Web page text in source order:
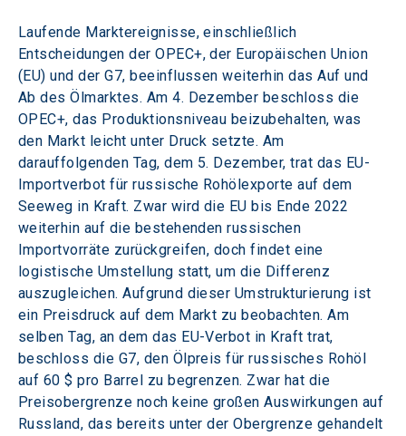
Laufende Marktereignisse, einschließlich
Entscheidungen der OPEC+, der Europäischen Union
(EU) und der G7, beeinflussen weiterhin das Auf und
Ab des Ölmarktes. Am 4. Dezember beschloss die
OPEC+, das Produktionsniveau beizubehalten, was
den Markt leicht unter Druck setzte. Am
darauffolgenden Tag, dem 5. Dezember, trat das EU-
Importverbot für russische Rohölexporte auf dem
Seeweg in Kraft. Zwar wird die EU bis Ende 2022
weiterhin auf die bestehenden russischen
Importvorräte zurückgreifen, doch findet eine
logistische Umstellung statt, um die Differenz
auszugleichen. Aufgrund dieser Umstrukturierung ist
ein Preisdruck auf dem Markt zu beobachten. Am
selben Tag, an dem das EU-Verbot in Kraft trat,
beschloss die G7, den Ölpreis für russisches Rohöl
auf 60 $ pro Barrel zu begrenzen. Zwar hat die
Preisobergrenze noch keine großen Auswirkungen auf
Russland, das bereits unter der Obergrenze gehandelt